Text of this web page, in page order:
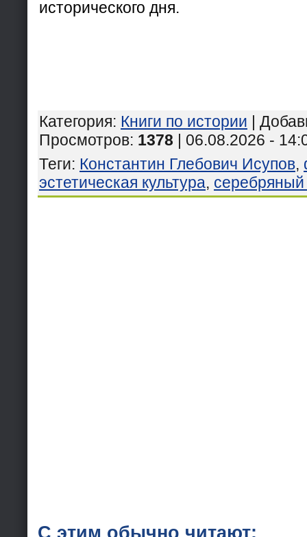
исторического дня.
Категория: Книги по истории |
Просмотров: 1378 | 06.08.2026 -
Теги: Константин Глебович Исупов,
эстетическая культура, серебряный
С этим обычно читают: